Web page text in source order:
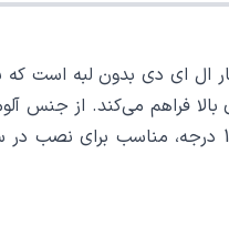
های توکار ال ای دی بدون
یکدست و کامل را با بهره وری
یکدست پخش می‌کند و در طول زمان تغییر رنگ